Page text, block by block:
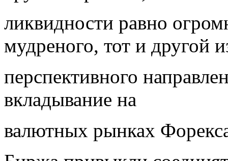
ликвидности равно
мудреного, тот и другой
перспективного
вкладывание на
валютных рынках